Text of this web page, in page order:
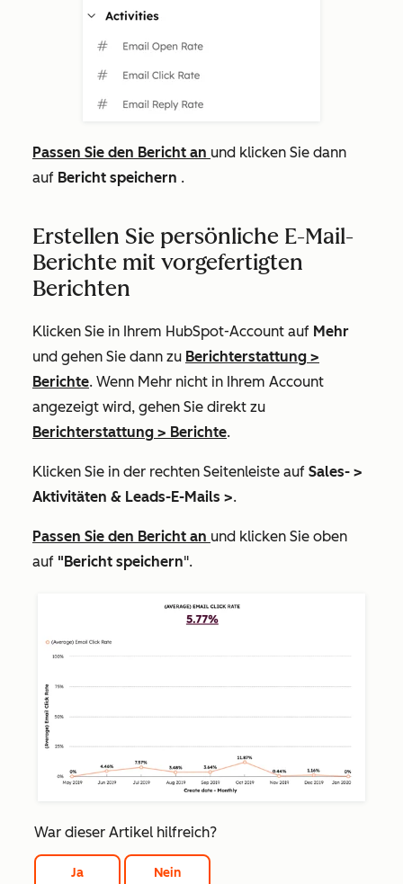
Passen Sie den Bericht an und klicken Sie dann
auf Bericht speichern .
Erstellen Sie persönliche E-Mail-
Berichte mit vorgefertigten
Berichten
Klicken Sie in Ihrem HubSpot-Account auf Mehr
und gehen Sie dann zu Berichterstattung >
Berichte. Wenn Mehr nicht in Ihrem Account
angezeigt wird, gehen Sie direkt zu
Berichterstattung > Berichte.
Klicken Sie in der rechten Seitenleiste auf Sales- >
Aktivitäten & Leads-E-Mails >.
Passen Sie den Bericht an und klicken Sie oben
auf "Bericht speichern".
War dieser Artikel hilfreich?
Ja Nein